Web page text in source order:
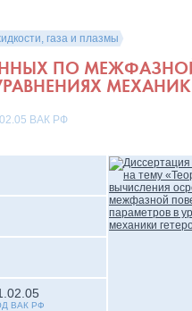
газа и плазмы
ПО
ВАК РФ
ВАК РФ